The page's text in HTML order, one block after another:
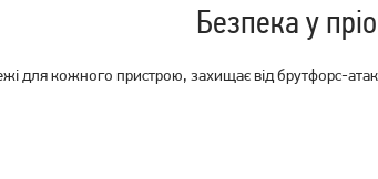
Безпека у
для кожного пристрою, захищає від брутфорс-